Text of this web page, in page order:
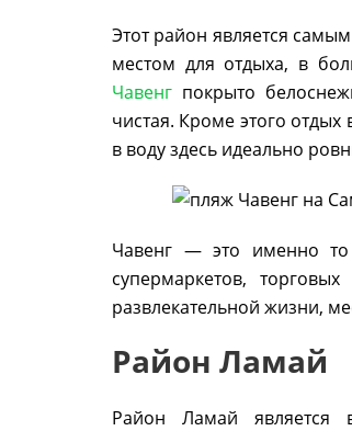
Этот район является
местом для отдыха, в
Чавенг покрыто
чистая. Кроме этого
в воду здесь идеально
Чавенг — это именно то
супермаркетов,
развлекательной жизни,
Район Ламай
Район Ламай является